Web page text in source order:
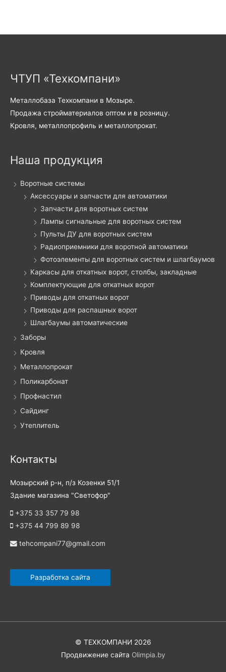
ЧТУП «Техкомпани»
Металлобаза Техкомпани в Мозыре.
Продажа стройматериалов оптом и в розницу.
Кровля, металлопрофиль и металлопрокат.
Наша продукция
Воротные системы
Аксессуары и запчасти для автоматики
Запчасти для воротных систем
Лампы сигнальные для воротных систем
Пульты ДУ для воротных систем
Радиоприемники для воротной автоматики
Фотоэлементы для воротных систем и шлагбаумов
Каркасы для откатных ворот, столбы, закладные
Комплектующие для откатных ворот
Приводы для откатных ворот
Приводы для распашных ворот
Шлагбаумы автоматические
Заборы
Кровля
Металлопрокат
Поликарбонат
Профнастил
Сайдинг
Утеплитель
Контакты
Мозырский р-н, п/з Козенки 51/1
Здание магазина "Светофор"
+375 33 357 79 98
+375 44 799 89 98
tehcompani77@gmail.com
Разработка сайта
© ТЕХКОМПАНИ 2026
Продвижение сайта Olimpia.by